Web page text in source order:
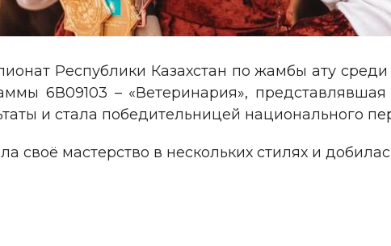
Республики Казахстан по жамбы ату
6В09103 – «Ветеринария»,
и стала победительницей национального
своё мастерство в нескольких стилях и